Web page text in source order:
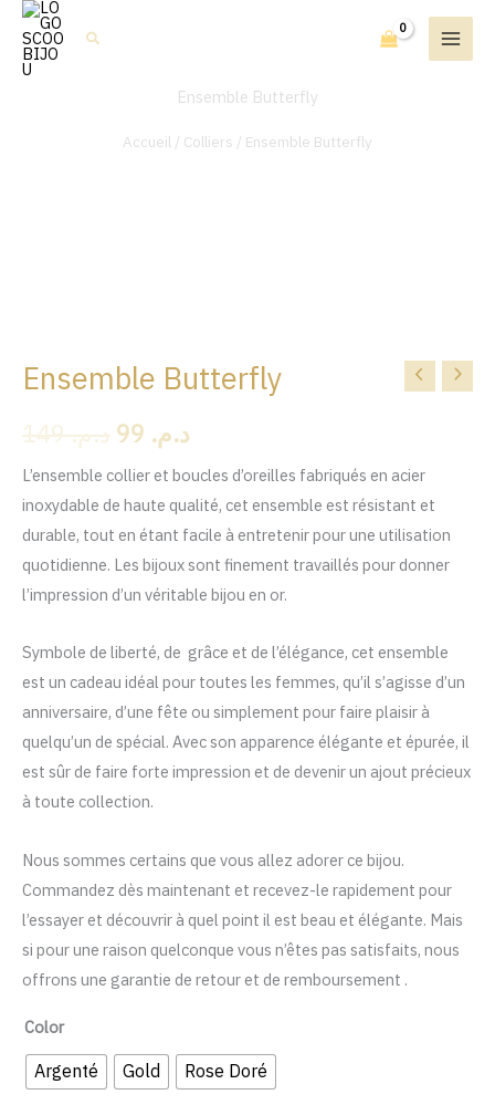
Aller
contenu
Rechercher
Ensemble Butterfly
Accueil / Colliers / Ensemble Butterfly
Ensemble Butterfly
د.م.149
Le
prix
initial
était :
د.م. 149.
د.م.
Le
actuel
est :
د.م. 99.
L’ensemble collier et boucles d’oreilles fabriqués en acier
inoxydable de haute qualité, cet ensemble est résistant et
durable, tout en étant facile à entretenir pour une utilisation
quotidienne. Les bijoux sont finement travaillés pour donner
l’impression d’un véritable bijou en or.
Symbole de liberté, de grâce et de l’élégance, cet ensemble
est un cadeau idéal pour toutes les femmes, qu’il s’agisse d’un
anniversaire, d’une fête ou simplement pour faire plaisir à
quelqu’un de spécial. Avec son apparence élégante et épurée, il
est sûr de faire forte impression et de devenir un ajout précieux
à toute collection.
Nous sommes certains que vous allez adorer ce bijou.
Commandez dès maintenant et recevez-le rapidement pour
l’essayer et découvrir à quel point il est beau et élégante. Mais
si pour une raison quelconque vous n’êtes pas satisfaits, nous
offrons une garantie de retour et de remboursement .
Color
Argenté Gold Rose Doré
quantité
Ensemble
Butterfly